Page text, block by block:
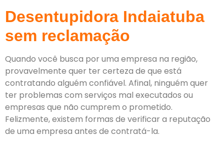
Desentupidora Indaiatuba
sem reclamação
Quando você busca por uma empresa na região,
provavelmente quer ter certeza de que está
contratando alguém confiável. Afinal, ninguém quer
ter problemas com serviços mal executados ou
empresas que não cumprem o prometido.
Felizmente, existem formas de verificar a reputação
de uma empresa antes de contratá-la.